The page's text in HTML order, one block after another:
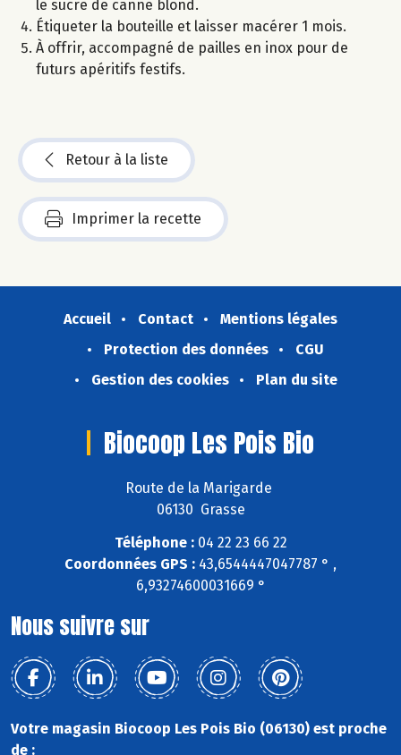
le sucre de canne blond.
Étiqueter la bouteille et laisser macérer 1 mois.
À offrir, accompagné de pailles en inox pour de
futurs apéritifs festifs.
Retour à la liste
Imprimer la recette
Accueil Contact
Mentions légales
Protection des données
CGU
Gestion des cookies
Plan du site
Biocoop Les Pois Bio
Route de la Marigarde
06130 Grasse
Téléphone :04 22 23 66 22
Coordonnées GPS : 43,6544447047787 ° ,
6,93274600031669 °
Nous suivre sur
Votre magasin Biocoop Les Pois Bio (06130) est proche
de :